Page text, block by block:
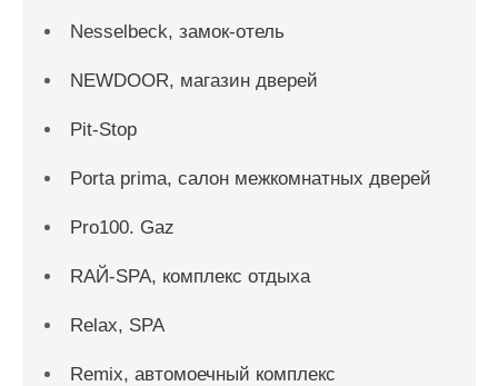
Nesselbeck, замок-отель
NEWDOOR, магазин дверей
Pit-Stop
Porta prima, салон межкомнатных дверей
Pro100. Gaz
RAЙ-SPA, комплекс отдыха
Relax, SPA
Remix, автомоечный комплекс